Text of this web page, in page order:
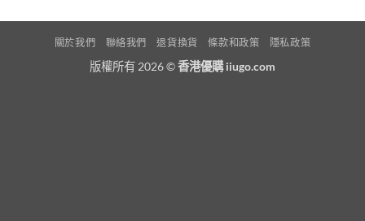
關於我們 聯絡我們 退貨換貨 條款和政策 隱私政策
版權所有 2026 ©香港優購 iiugo.com